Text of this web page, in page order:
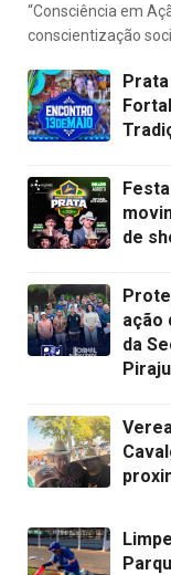
“Consciência em
conscientização
de
ação
da